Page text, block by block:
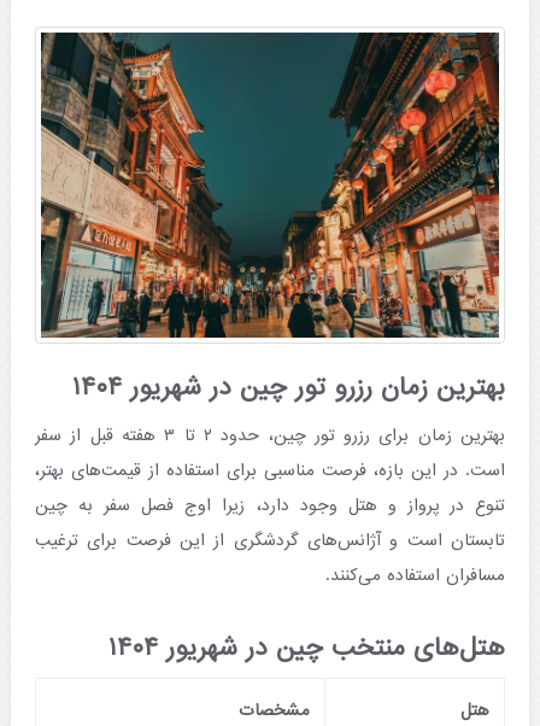
بهترین زمان رزرو تور چین در شهریور ۱۴۰۴
بهترین زمان برای رزرو تور چین، حدود ۲ تا ۳ هفته قبل از سفر
است. در این بازه، فرصت مناسبی برای استفاده از قیمت‌های بهتر،
تنوع در پرواز و هتل وجود دارد، زیرا اوج فصل سفر به چین
تابستان است و آژانس‌های گردشگری از این فرصت برای ترغیب
مسافران استفاده می‌کنند.
هتل‌های منتخب چین در شهریور ۱۴۰۴
هتل مشخصات